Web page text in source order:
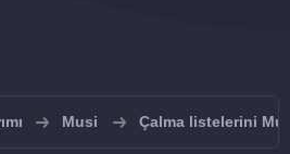
Musi Çalma listelerini